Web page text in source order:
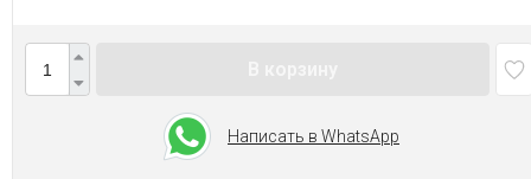
Написать в WhatsApp